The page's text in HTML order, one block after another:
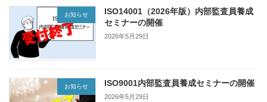
お知らせ
ISO14001（2026年版）内部監査員養成
セミナーの開催
2026年5月29日
お知らせ ISO9001内部監査員養成セミナーの開催
2026年5月29日